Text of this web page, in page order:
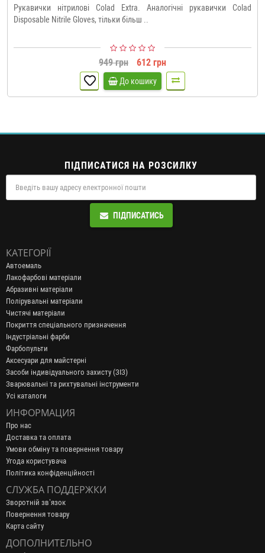
Рукавички нітрилові Colad Extra. Аналогічні рукавички Colad
Disposable Nitrile Gloves, тільки більш ..
949 грн 612 грн
До кошику
ПІДПИСАТИСЯ НА РОЗСИЛКУ
ПІДПИСАТИСЬ
КАТЕГОРІЇ
Автоемаль
Лакофарбові матеріали
Абразивні матеріали
Полірувальні матеріали
Чистячі матеріали
Покриття спеціального призначення
Індустріальні фарби
Фарбопульти
Аксесуари для майстерні
Засоби індивідуального захисту (ЗІЗ)
Зварювальні та рихтувальні інструменти
Усі каталоги
ИНФОРМАЦИЯ
Про нас
Доставка та оплата
Умови обміну та повернення товару
Угода користувача
Політика конфіденційності
СЛУЖБА ПОДДЕРЖКИ
Зворотній зв’язок
Повернення товару
Карта сайту
ДОПОЛНИТЕЛЬНО